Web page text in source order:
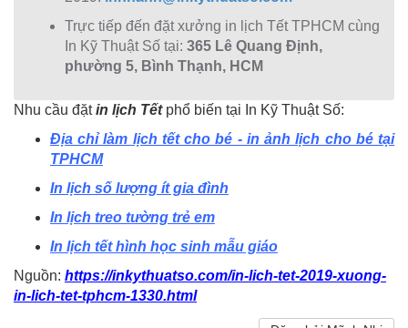
Trực tiếp đến đặt xưởng in lịch Tết TPHCM cùng
In Kỹ Thuật Số tại: 365 Lê Quang Định,
phường 5, Bình Thạnh, HCM
Nhu cầu đặtin lịch Tếtphổ biến tại In Kỹ Thuật Số:
Địa chỉ làm lịch tết cho bé - in ảnh lịch cho bé tại
TPHCM
In lịch số lượng ít gia đình
In lịch treo tường trẻ em
In lịch tết hình học sinh mẫu giáo
Nguồn: https://inkythuatso.com/in-lich-tet-2019-xuong-
in-lich-tet-tphcm-1330.html